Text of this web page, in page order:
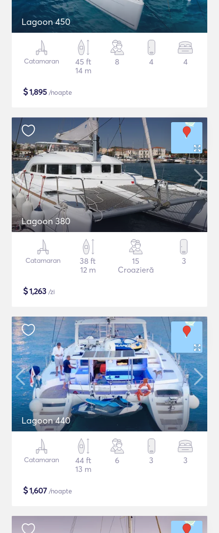
Lagoon 450
Catamaran
45 ft
14 m
8 4 4
$1,895 /noapte
Lagoon 380
Catamaran
38 ft
12 m
15
Croazieră
3
$1,263 /zi
Lagoon 440
Catamaran
44 ft
13 m
6 3 3
$1,607 /noapte